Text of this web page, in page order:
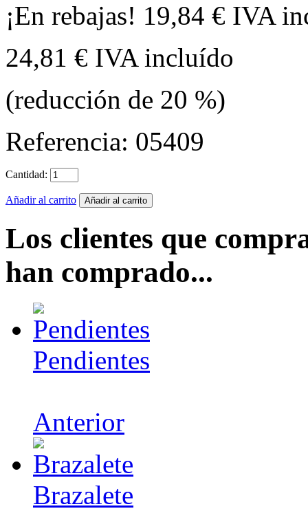
¡En rebajas! 19,84 € IVA
24,81 € IVA incluído
(reducción de 20 %)
Referencia: 05409
Cantidad:
Añadir al carrito
Los clientes que
han comprado...
Pendientes
Anterior
Brazalete